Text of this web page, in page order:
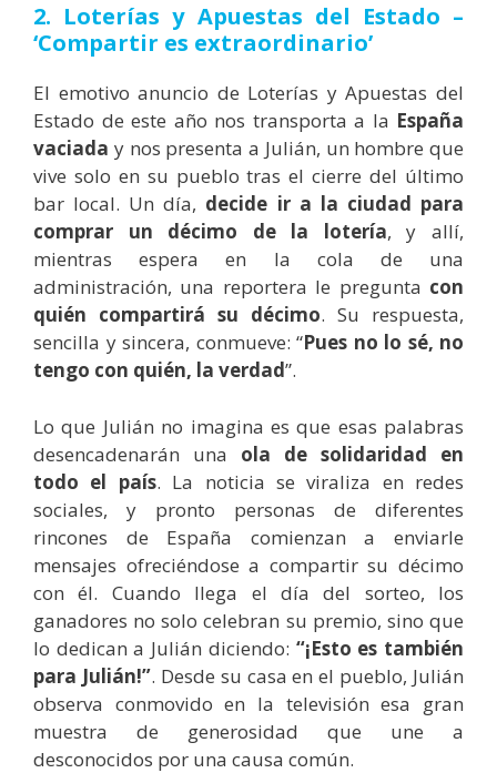
2. Loterías y Apuestas del Estado –
‘Compartir es extraordinario’
El emotivo anuncio de Loterías y Apuestas del
Estado de este año nos transporta a la España
vaciada y nos presenta a Julián, un hombre que
vive solo en su pueblo tras el cierre del último
bar local. Un día, decide ir a la ciudad para
comprar un décimo de la lotería, y allí,
mientras espera en la cola de una
administración, una reportera le pregunta con
quién compartirá su décimo. Su respuesta,
sencilla y sincera, conmueve: “Pues no lo sé, no
tengo con quién, la verdad”.
Lo que Julián no imagina es que esas palabras
desencadenarán una ola de solidaridad en
todo el país. La noticia se viraliza en redes
sociales, y pronto personas de diferentes
rincones de España comienzan a enviarle
mensajes ofreciéndose a compartir su décimo
con él. Cuando llega el día del sorteo, los
ganadores no solo celebran su premio, sino que
lo dedican a Julián diciendo: “¡Esto es también
para Julián!”. Desde su casa en el pueblo, Julián
observa conmovido en la televisión esa gran
muestra de generosidad que une a
desconocidos por una causa común.